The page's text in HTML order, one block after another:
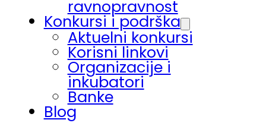
ravnopravnost
Konkursi i podrška
Aktuelni konkursi
Korisni linkovi
Organizacije i
inkubatori
Banke
Blog